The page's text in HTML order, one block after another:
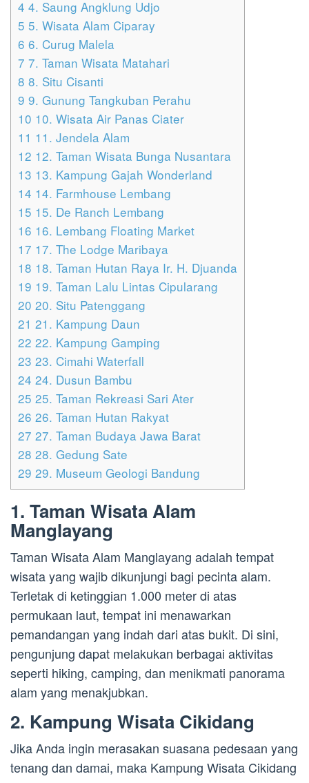
4 4. Saung Angklung Udjo
5 5. Wisata Alam Ciparay
6 6. Curug Malela
7 7. Taman Wisata Matahari
8 8. Situ Cisanti
9 9. Gunung Tangkuban Perahu
10 10. Wisata Air Panas Ciater
11 11. Jendela Alam
12 12. Taman Wisata Bunga Nusantara
13 13. Kampung Gajah Wonderland
14 14. Farmhouse Lembang
15 15. De Ranch Lembang
16 16. Lembang Floating Market
17 17. The Lodge Maribaya
18 18. Taman Hutan Raya Ir. H. Djuanda
19 19. Taman Lalu Lintas Cipularang
20 20. Situ Patenggang
21 21. Kampung Daun
22 22. Kampung Gamping
23 23. Cimahi Waterfall
24 24. Dusun Bambu
25 25. Taman Rekreasi Sari Ater
26 26. Taman Hutan Rakyat
27 27. Taman Budaya Jawa Barat
28 28. Gedung Sate
29 29. Museum Geologi Bandung
1. Taman Wisata Alam
Manglayang
Taman Wisata Alam Manglayang adalah tempat
wisata yang wajib dikunjungi bagi pecinta alam.
Terletak di ketinggian 1.000 meter di atas
permukaan laut, tempat ini menawarkan
pemandangan yang indah dari atas bukit. Di sini,
pengunjung dapat melakukan berbagai aktivitas
seperti hiking, camping, dan menikmati panorama
alam yang menakjubkan.
2. Kampung Wisata Cikidang
Jika Anda ingin merasakan suasana pedesaan yang
tenang dan damai, maka Kampung Wisata Cikidang